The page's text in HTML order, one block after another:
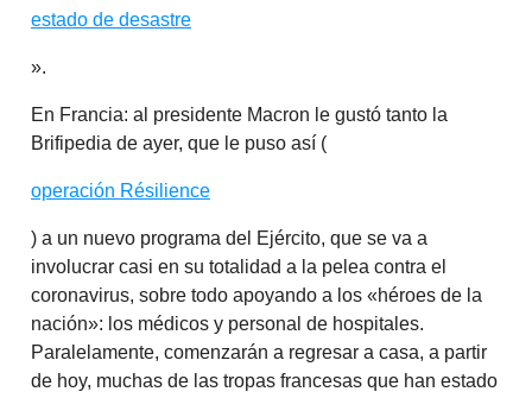
estado de desastre
».
En Francia: al presidente Macron le gustó tanto la
Brifipedia de ayer, que le puso así (
operación Résilience
) a un nuevo programa del Ejército, que se va a
involucrar casi en su totalidad a la pelea contra el
coronavirus, sobre todo apoyando a los «héroes de la
nación»: los médicos y personal de hospitales.
Paralelamente, comenzarán a regresar a casa, a partir
de hoy, muchas de las tropas francesas que han estado